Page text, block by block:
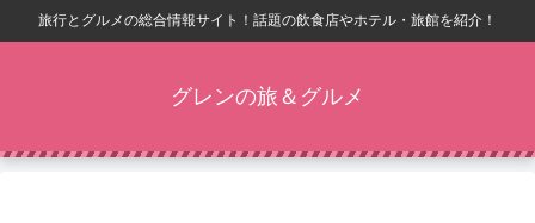
旅行とグルメの総合情報サイト！話題の飲食店やホテル・旅館を紹介！
グレンの旅＆グルメ